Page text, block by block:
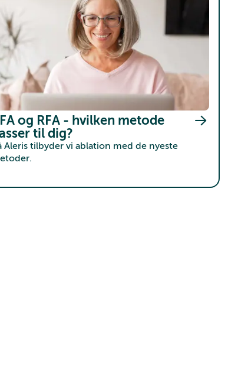
og RFA - hvilken metode
til dig?
Aleris tilbyder vi ablation med de nyeste